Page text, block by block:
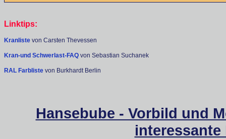
Linktips:
Kranliste von Carsten Thevessen
Kran-und Schwerlast-FAQ von Sebastian Suchanek
RAL Farbliste von Burkhardt Berlin
Hansebube - Vorbild und